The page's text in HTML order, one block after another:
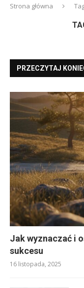
Strona główna
PRZECZYTAJ
Jak wyznaczać i
sukcesu
16 listopada, 2025